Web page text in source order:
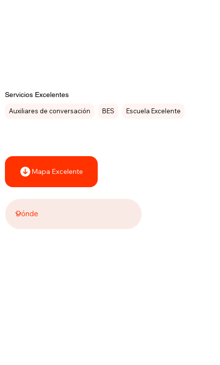
Servicios Excelentes
Auxiliares de conversación BES Escuela Excelente
Mapa Excelente